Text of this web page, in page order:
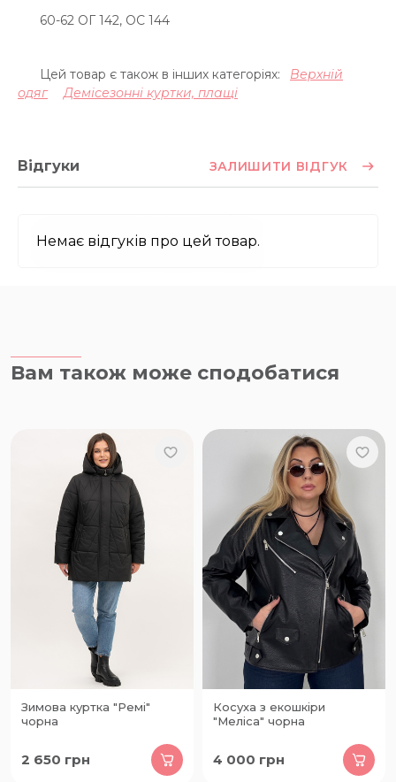
60-62 ОГ 142, ОС 144
Цей товар є також в інших категоріях:
Верхній
одяг
Демісезонні куртки, плащі
Відгуки ЗАЛИШИТИ ВІДГУК
Немає відгуків про цей товар.
Вам також може сподобатися
Зимова куртка "Ремі"
чорна
2 650 грн
Косуха з екошкіри
"Меліса" чорна
4 000 грн